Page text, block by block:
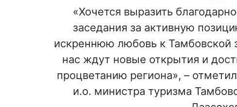
«Хочется выразить
заседания за активную
искреннюю любовь к Тамбовской
нас ждут новые открытия и
процветанию региона», –
и.о. министра туризма